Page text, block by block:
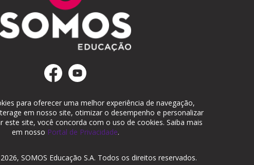
para oferecer uma melhor experiência de navegação,
em nosso site, otimizar o desempenho e personalizar
este site, você concorda com o uso de cookies. Saiba mais
em nosso Portal de Privacidade.
SOMOS Educação S.A. Todos os direitos reservados.